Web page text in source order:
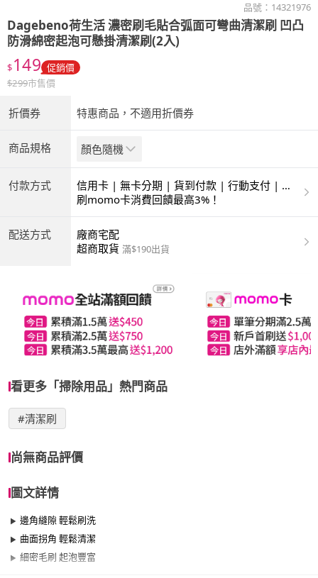
品號： 14321976
Dagebeno荷生活濃密刷毛貼合弧面可彎曲清潔刷 凹凸
防滑綿密起泡可懸掛清潔刷(2入)
$149 促銷價
$299市售價
折價券 特惠商品，不適用折價券
商品規格 顏色隨機
付款方式
信用卡 | 無卡分期 | 貨到付款 | 行動支付 | 超
商付款 | ATM | 銀聯卡
刷momo卡消費回饋最高3%！
配送方式
廠商宅配
超商取貨 滿$190出貨
看更多「掃除用品」熱門商品
#清潔刷
尚無商品評價
圖文詳情
邊角縫隙 輕鬆刷洗
曲面拐角 輕鬆清潔
細密毛刷 起泡豐富